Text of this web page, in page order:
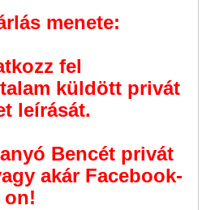
menete:
fel
küldött privát
leírását.
Bencét privát
akár Facebook-
on!